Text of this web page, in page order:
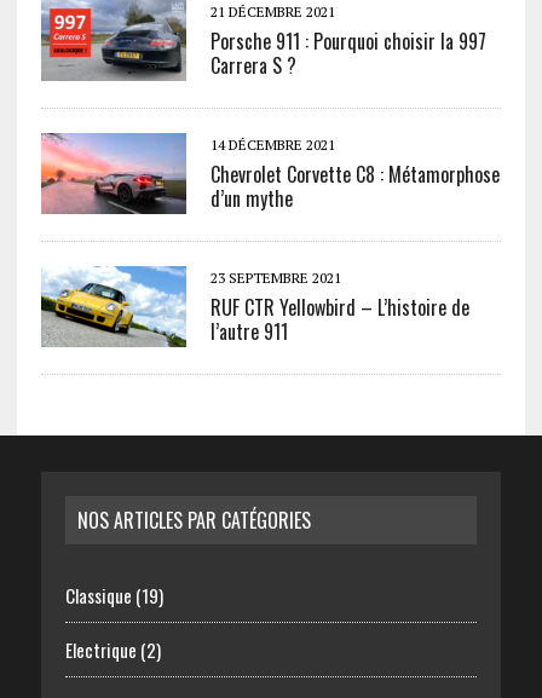
21 DÉCEMBRE 2021
Porsche 911 : Pourquoi choisir la 997
Carrera S ?
14 DÉCEMBRE 2021
Chevrolet Corvette C8 : Métamorphose
d’un mythe
23 SEPTEMBRE 2021
RUF CTR Yellowbird – L’histoire de
l’autre 911
NOS ARTICLES PAR CATÉGORIES
Classique (19)
Electrique (2)